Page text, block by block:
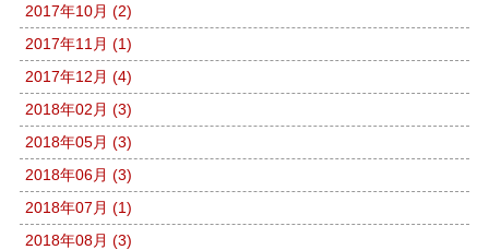
2017年10月 (2)
2017年11月 (1)
2017年12月 (4)
2018年02月 (3)
2018年05月 (3)
2018年06月 (3)
2018年07月 (1)
2018年08月 (3)